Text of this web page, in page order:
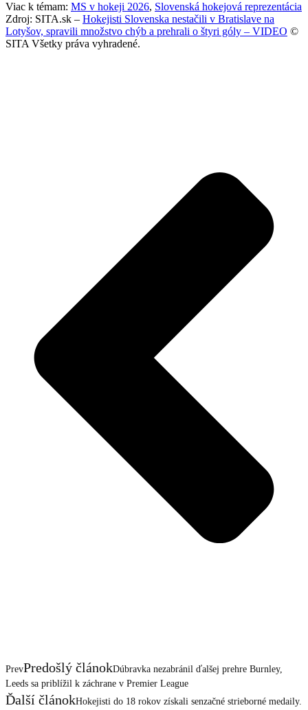
Viac k témam: MS v hokeji 2026, Slovenská hokejová reprezentácia
Zdroj: SITA.sk – Hokejisti Slovenska nestačili v Bratislave na
Lotyšov, spravili množstvo chýb a prehrali o štyri góly – VIDEO ©
SITA Všetky práva vyhradené.
PrevPredošlý článokDúbravka nezabránil ďalšej prehre Burnley,
Leeds sa priblížil k záchrane v Premier League
Ďalší článokHokejisti do 18 rokov získali senzačné strieborné medaily.